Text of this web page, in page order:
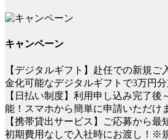
キャンペーン
【デジタルギフト】赴任での新規ご
金化可能なデジタルギフトで3万円分
【日払い制度】利用申し込み完了後
能！スマホから簡単に申請いただけ
【携帯貸出サービス】ご応募から最
初期費用なしで入社時にお渡し！※